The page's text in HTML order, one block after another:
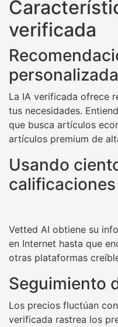
verificada
La IA verificada ofrece
tus necesidades.
que busca artículos
artículos premium de
Usando
Vetted AI obtiene su
en Internet hasta que
otras plataformas
Seguimiento
Los precios fluctúan
verificada rastrea los